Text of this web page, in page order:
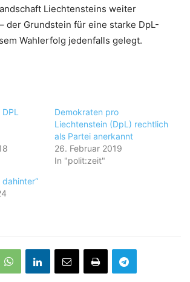
Liechtensteins weiter
der Grundstein für eine starke DpL-
Wahlerfolg jedenfalls gelegt.
DPL
Demokraten pro
Liechtenstein (DpL) rechtlich
als Partei anerkannt
26. Februar 2019
In "polit:zeit"
dahinter“